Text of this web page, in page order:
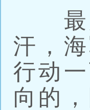
最后
汗，
行动
向的